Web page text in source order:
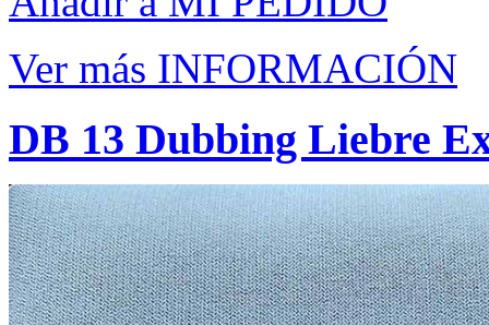
Ver más INFORMACIÓN
DB 13 Dubbing Liebre